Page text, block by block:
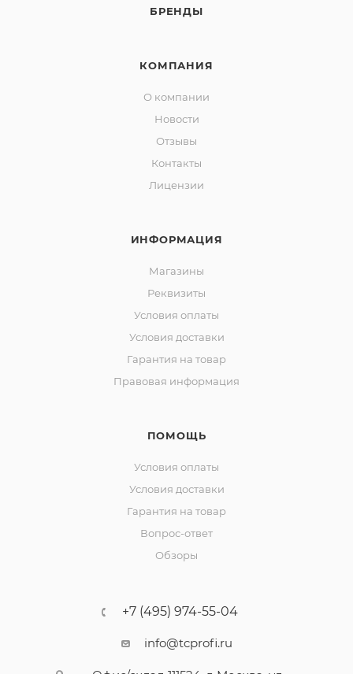
БРЕНДЫ
КОМПАНИЯ
О компании
Новости
Отзывы
Контакты
Лицензии
ИНФОРМАЦИЯ
Магазины
Реквизиты
Условия оплаты
Условия доставки
Гарантия на товар
Правовая информация
ПОМОЩЬ
Условия оплаты
Условия доставки
Гарантия на товар
Вопрос-ответ
Обзоры
+7 (495) 974-55-04
info@tcprofi.ru